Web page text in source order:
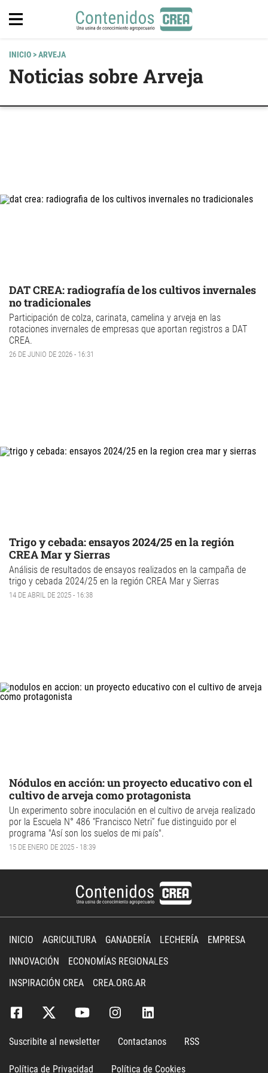
INICIO> ARVEJA
Noticias sobre Arveja
DAT CREA: radiografía de los cultivos invernales
no tradicionales
Participación de colza, carinata, camelina y arveja en las
rotaciones invernales de empresas que aportan registros a DAT
CREA.
26 DE JUNIO DE 2026 - 16:31
Trigo y cebada: ensayos 2024/25 en la región
CREA Mar y Sierras
Análisis de resultados de ensayos realizados en la campaña de
trigo y cebada 2024/25 en la región CREA Mar y Sierras
14 DE ABRIL DE 2025 - 16:38
Nódulos en acción: un proyecto educativo con el
cultivo de arveja como protagonista
Un experimento sobre inoculación en el cultivo de arveja realizado
por la Escuela N° 486 “Francisco Netri” fue distinguido por el
programa "Así son los suelos de mi país".
15 DE ENERO DE 2025 - 18:39
INICIO AGRICULTURA GANADERÍA LECHERÍA
EMPRESA
INNOVACIÓN
ECONOMÍAS REGIONALES
INSPIRACIÓN CREA
CREA.ORG.AR
Suscribite al newsletter Contactanos RSS
Política de Privacidad Política de Cookies